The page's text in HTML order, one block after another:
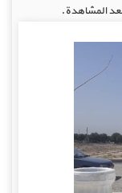
المشاهدة.